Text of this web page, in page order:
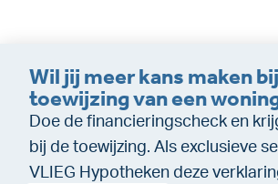
Dienstverleningsvoorwaarden
Cookie policy
Privacy (makelaardij)
Privacy (Financiële dienstverlening)
Wil jij meer kans maken
toewijzing van een
Doe de financieringscheck en
bij de toewijzing. Als exclusieve
VLIEG Hypotheken deze